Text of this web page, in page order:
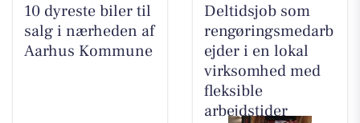
10 dyreste biler til
salg i nærheden af
Aarhus Kommune
Deltidsjob som
rengøringsmedarb
ejder i en lokal
virksomhed med
fleksible
arbejdstider